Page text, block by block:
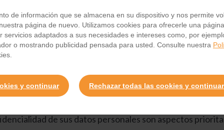
Política de privacidad
de sus datos personales son aspectos
de información que se almacena en su dispositivo y nos permite
página de nuevo. Utilizamos cookies para ofrecerle una
servicios adaptados a sus necesidades e intereses como, por
o mostrando publicidad pensada para usted. Consulte nuestra
y continuar Rechazar todas las cookies y continuar